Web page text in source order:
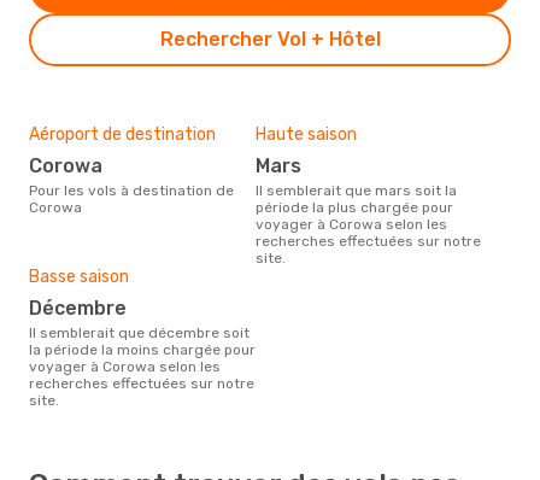
Rechercher Vol + Hôtel
Aéroport de destination
Corowa
Pour les vols à destination de
Corowa
Haute saison
mars
Il semblerait que mars soit la
période la plus chargée pour
voyager à Corowa selon les
recherches effectuées sur notre
site.
Basse saison
décembre
Il semblerait que décembre soit
la période la moins chargée pour
voyager à Corowa selon les
recherches effectuées sur notre
site.